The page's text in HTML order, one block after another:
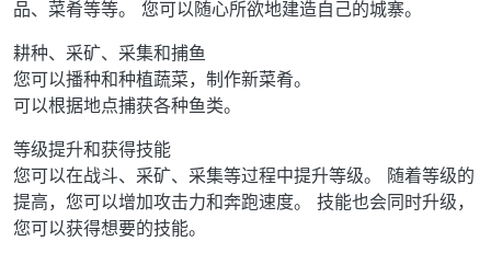
品、菜肴等等。 您可以随心所欲地建造自己的城寨。
耕种、采矿、采集和捕鱼
您可以播种和种植蔬菜，制作新菜肴。
可以根据地点捕获各种鱼类。
等级提升和获得技能
您可以在战斗、采矿、采集等过程中提升等级。 随着等级的
提高，您可以增加攻击力和奔跑速度。 技能也会同时升级，
您可以获得想要的技能。